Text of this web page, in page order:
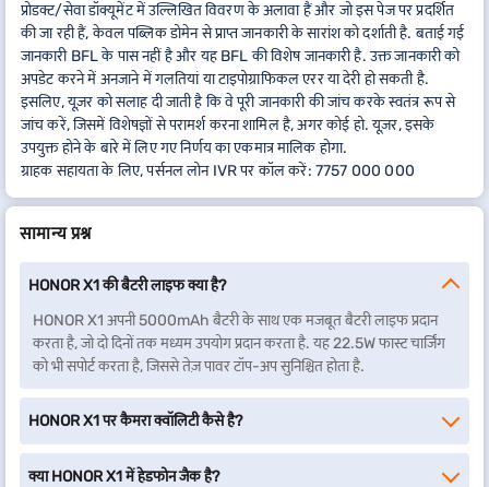
प्रोडक्ट/सेवा डॉक्यूमेंट में उल्लिखित विवरण के अलावा हैं और जो इस पेज पर प्रदर्शित
की जा रही हैं, केवल पब्लिक डोमेन से प्राप्त जानकारी के सारांश को दर्शाती है. बताई गई
जानकारी BFL के पास नहीं है और यह BFL की विशेष जानकारी है. उक्त जानकारी को
अपडेट करने में अनजाने में गलतियां या टाइपोग्राफिकल एरर या देरी हो सकती है.
इसलिए, यूज़र को सलाह दी जाती है कि वे पूरी जानकारी की जांच करके स्वतंत्र रूप से
जांच करें, जिसमें विशेषज्ञों से परामर्श करना शामिल है, अगर कोई हो. यूज़र, इसके
उपयुक्त होने के बारे में लिए गए निर्णय का एकमात्र मालिक होगा.
ग्राहक सहायता के लिए, पर्सनल लोन IVR पर कॉल करें: 7757 000 000
सामान्य प्रश्न
HONOR X1 की बैटरी लाइफ क्या है?
HONOR X1 अपनी 5000mAh बैटरी के साथ एक मजबूत बैटरी लाइफ प्रदान
करता है, जो दो दिनों तक मध्यम उपयोग प्रदान करता है. यह 22.5W फास्ट चार्जिंग
को भी सपोर्ट करता है, जिससे तेज़ पावर टॉप-अप सुनिश्चित होता है.
HONOR X1 पर कैमरा क्वॉलिटी कैसे है?
क्या HONOR X1 में हेडफोन जैक है?